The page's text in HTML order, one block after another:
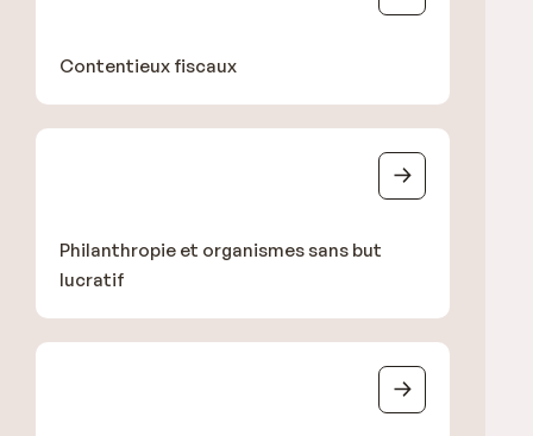
Contentieux fiscaux
Philanthropie et organismes sans but
lucratif